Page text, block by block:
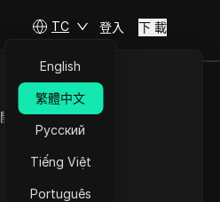
開放API
TC
English
繁體中文
Русский
Tiếng Việt
Português
登入 下 載